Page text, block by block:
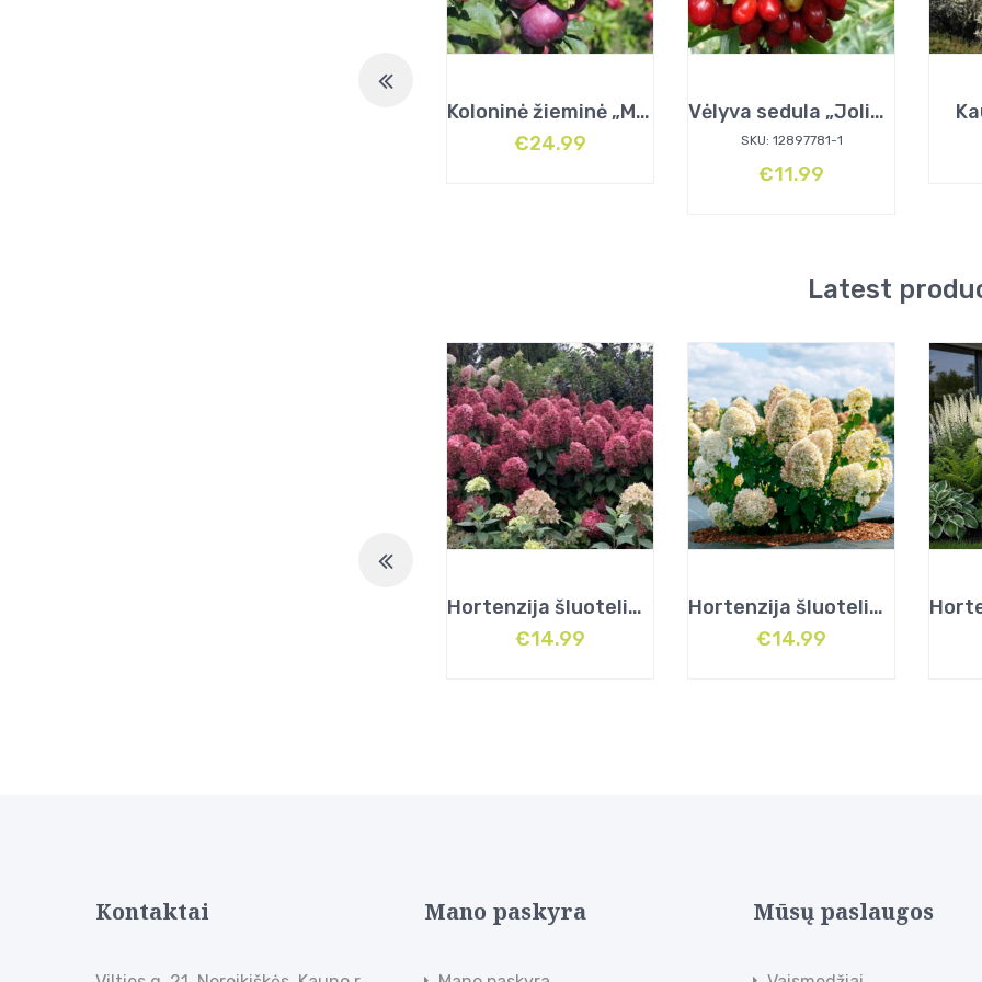
Koloninė žieminė „Moskovskoje ožerelje”
€24.99
Vėlyva sedula „Jolico”
SKU: 12897781-1
€11.99
Latest
Hortenzija šluotelinė (Hydrangea paniculata) „Bonfire”
€14.99
Hortenzija šluotelinė (Hydrangea paniculata) „Metalica”
€14.99
Kontaktai Mano paskyra Mūsų paslaugos